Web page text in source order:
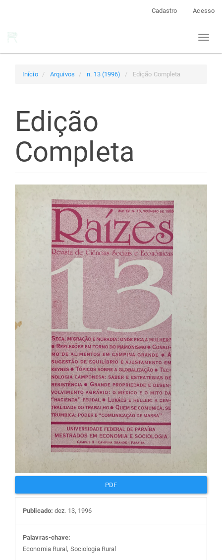
Cadastro Acesso
Toggle
Início Arquivos n. 13 (1996) Edição Completa
Edição
Completa
Barra
lateral
artigos
PDF
Publicado: dez. 13, 1996
Palavras-chave:
Economia Rural, Sociologia Rural